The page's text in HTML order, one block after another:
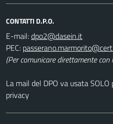
CONTATTI D.P.O.
E-mail:
PEC:
(Per comunicare direttamente
La mail del DPO va usata
privacy